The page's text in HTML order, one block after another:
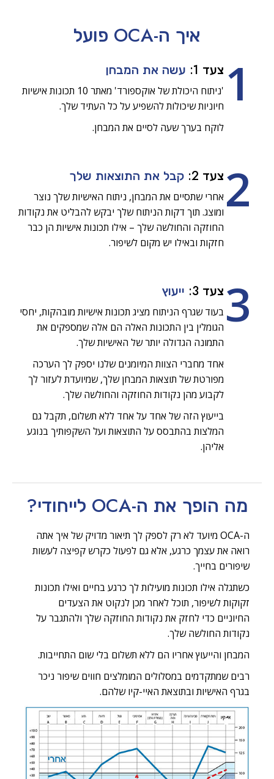
איך ה-OCA פועל
1 צעד 1: עשה את המבחן
'ניתוח היכולת של אוקספורד' מאתר 10 תכונות אישיות
חיוניות שיכולות להשפיע על כל העתיד שלך.
לוקח בערך שעה לסיים את המבחן.
2 צעד 2: קבל את התוצאות שלך
אחרי שתסיים את המבחן, ניתוח האישיות שלך נוצר
ומוצג. תוך דקות הניתוח שלך יבקש להבליט את נקודות
החוזקה והחולשה שלך – אילו תכונות אישיות הן כבר
חזקות ובאילו יש מקום לשיפור.
3 צעד 3: ייעוץ
בעוד שגרף הניתוח מציג תכונות אישיות מובהקות, יחסי
הגומלין בין התכונות האלה הם אלה שמספקים את
התמונה הגדולה יותר של האישיות שלך.
אחד מחברי הצוות המיומנים שלנו יספק לך הערכה
מפורטת של תוצאות המבחן שלך, שמיועדת לעזור לך
לקבוע מהן נקודות החוזקה והחולשה שלך.
בייעוץ הזה של אחד על אחד ללא תשלום, תקבל גם
המלצות בהתבסס על התוצאות ועל השקפותיך בנוגע
אליהן.
מה הופך את ה-OCA לייחודי?
ה-OCA מיועד לא רק לספק לך תיאור מדויק של איך אתה
רואה את עצמך כרגע, אלא גם לפעול כקרש קפיצה לעשות
שיפורים בחייך.
כשתגלה אילו תכונות מועילות לך כרגע בחיים ואילו תכונות
זקוקות לשיפור, תוכל לאחר מכן לנקוט את הצעדים
החיוניים כדי לחזק את נקודות החוזקה שלך ולהתגבר על
נקודות החולשה שלך.
המבחן והייעוץ אחריו הם ללא תשלום בלי שום התחייבות.
רבים שמתקדמים במסלולים המומלצים חווים שיפור ניכר
בגרף האישיות ובתוצאת האיי-קיו שלהם.